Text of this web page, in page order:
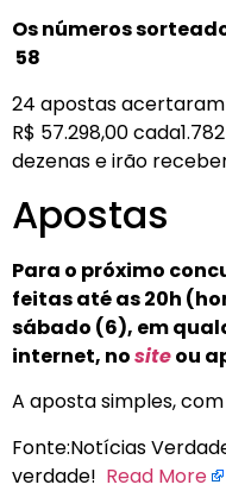
Os números
58
24 apostas
R$ 57.298,00
dezenas e irão receber
Apostas
Para o próximo
feitas até as 20h
sábado (6), em
internet, nositeou
A aposta simples, com
Fonte:Notícias
verdade! Read More